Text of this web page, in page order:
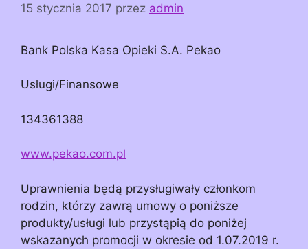
15 stycznia 2017 przez admin
Bank Polska Kasa Opieki S.A. Pekao
Usługi/Finansowe
134361388
www.pekao.com.pl
Uprawnienia będą przysługiwały członkom
rodzin, którzy zawrą umowy o poniższe
produkty/usługi lub przystąpią do poniżej
wskazanych promocji w okresie od 1.07.2019 r.